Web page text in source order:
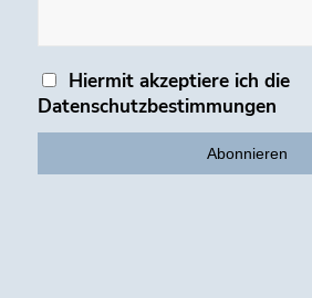
Hiermit akzeptiere ich die
Datenschutzbestimmungen